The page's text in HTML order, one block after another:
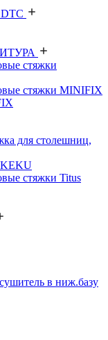
стяжки
стяжки MINIFIX
для столешниц,
KEKU
стяжки Titus
в ниж.базу